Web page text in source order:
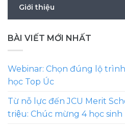
Giới thiệu
BÀI VIẾT MỚI NHẤT
Webinar: Chọn đúng lộ
học Top Úc
Từ nỗ lực đến JCU Merit
triệu: Chúc mừng 4 học sinh